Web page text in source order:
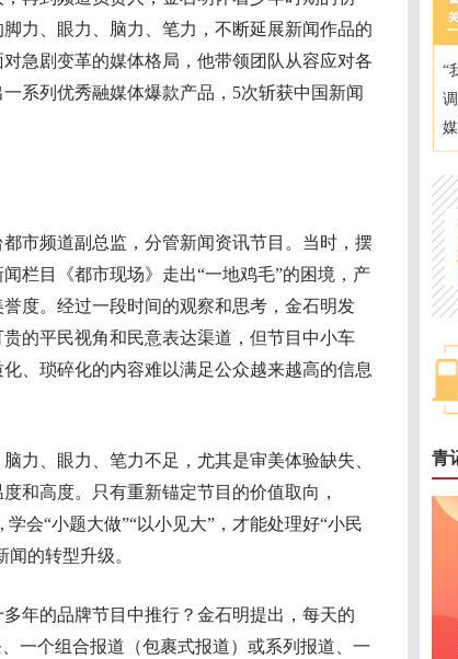
力、眼力、脑力、笔力，不断延展新闻作品的
急剧变革的媒体格局，他带领团队从容应对各
系列优秀融媒体爆款产品，5次斩获中国新闻
频道副总监，分管新闻资讯节目。当时，摆
栏目《都市现场》走出“一地鸡毛”的困境，产
度。经过一段时间的观察和思考，金石明发
的平民视角和民意表达渠道，但节目中小车
、琐碎化的内容难以满足公众越来越高的信息
、眼力、笔力不足，尤其是审美体验缺失、
和高度。只有重新锚定节目的价值取向，
会“小题大做”“以小见大”，才能处理好“小民
的转型升级。
的品牌节目中推行？金石明提出，每天的
一个组合报道（包裹式报道）或系列报道、一
“
青